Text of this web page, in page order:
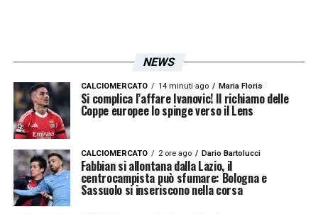
NEWS
CALCIOMERCATO 14 minuti ago Maria Floris
Si complica l’affare Ivanovic! Il richiamo delle
Coppe europee lo spinge verso il Lens
CALCIOMERCATO 2 ore ago Dario Bartolucci
Fabbian si allontana dalla Lazio, il
centrocampista può sfumare: Bologna e
Sassuolo si inseriscono nella corsa